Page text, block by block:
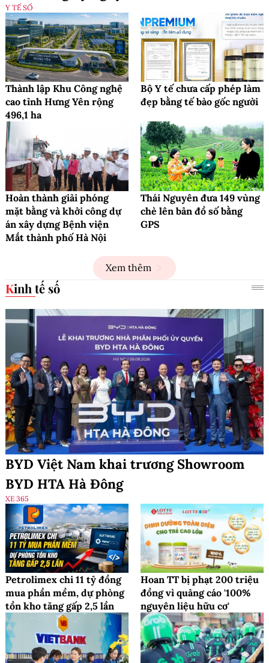
Y TẾ SỐ
Thành lập Khu Công nghệ
cao tỉnh Hưng Yên rộng
496,1 ha
Bộ Y tế chưa cấp phép làm
đẹp bằng tế bào gốc người
Hoàn thành giải phóng
mặt bằng và khởi công dự
án xây dựng Bệnh viện
Mắt thành phố Hà Nội
Thái Nguyên đưa 149 vùng
chè lên bản đồ số bằng
GPS
Xem thêm
Kinh tế số
BYD Việt Nam khai trương Showroom
BYD HTA Hà Đông
XE 365
Petrolimex chi 11 tỷ đồng
mua phần mềm, dự phòng
tồn kho tăng gấp 2,5 lần
Hoan TT bị phạt 200 triệu
đồng vì quảng cáo '100%
nguyên liệu hữu cơ'